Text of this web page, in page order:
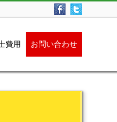
費用 お問い合わせ